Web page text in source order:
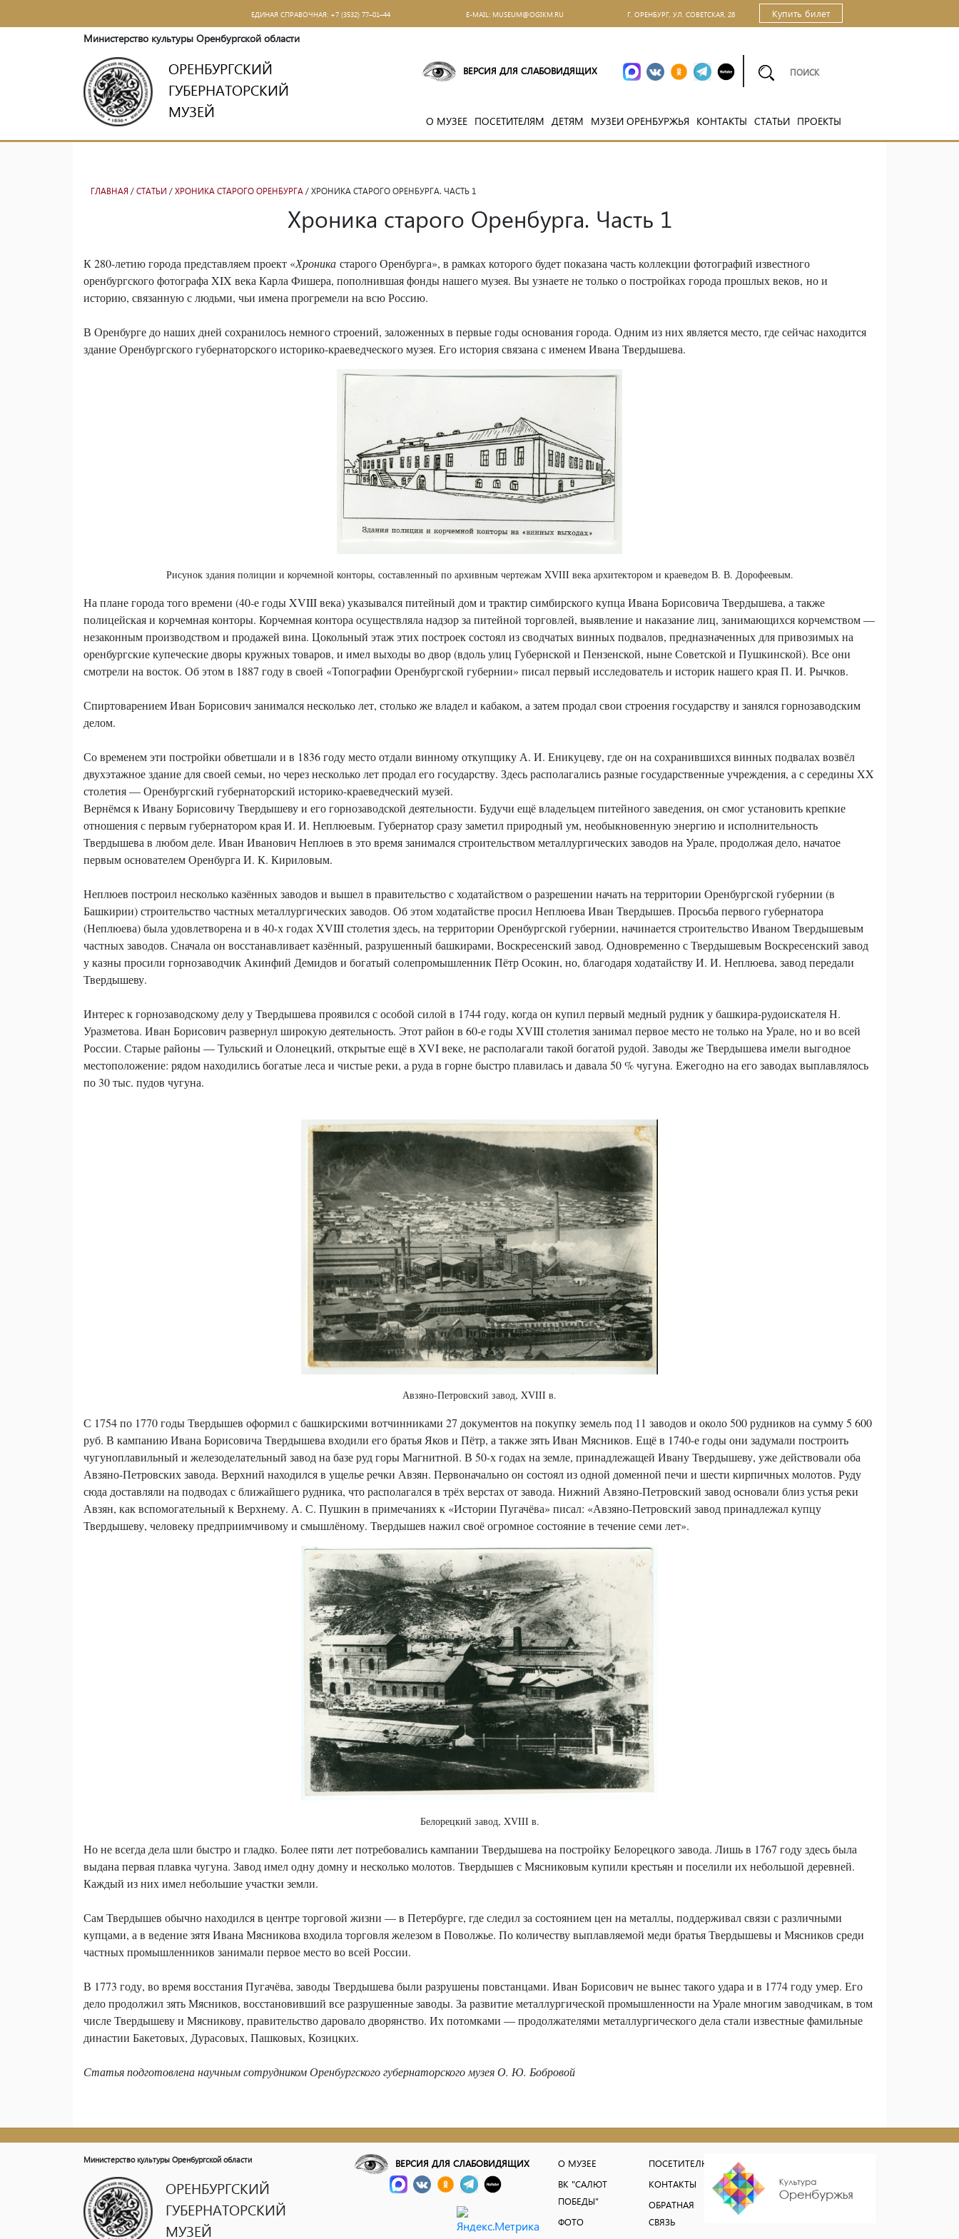
ЕДИНАЯ СПРАВОЧНАЯ: +7 (3532) 77–01–44 Е-MAIL: MUSEUM@OGIKM.RU Г. ОРЕНБУРГ, УЛ. СОВЕТСКАЯ, 28 Купить билет
Министерство культуры Оренбургской области
ОРЕНБУРГСКИЙ
ГУБЕРНАТОРСКИЙ
МУЗЕЙ
ВЕРСИЯ ДЛЯ СЛАБОВИДЯЩИХ
О МУЗЕЕ ПОСЕТИТЕЛЯМ ДЕТЯМ МУЗЕИ ОРЕНБУРЖЬЯ КОНТАКТЫ СТАТЬИ ПРОЕКТЫ
ГЛАВНАЯ / СТАТЬИ / ХРОНИКА СТАРОГО ОРЕНБУРГА / ХРОНИКА СТАРОГО ОРЕНБУРГА. ЧАСТЬ 1
Хроника старого Оренбурга. Часть 1
К 280-летию города представляем проект «Хроника старого Оренбурга», в рамках которого будет показана часть коллекции фотографий известного
оренбургского фотографа XIX века Карла Фишера, пополнившая фонды нашего музея. Вы узнаете не только о постройках города прошлых веков, но и
историю, связанную с людьми, чьи имена прогремели на всю Россию.
В Оренбурге до наших дней сохранилось немного строений, заложенных в первые годы основания города. Одним из них является место, где сейчас находится
здание Оренбургского губернаторского историко-краеведческого музея. Его история связана с именем Ивана Твердышева.
Рисунок здания полиции и корчемной конторы, составленный по архивным чертежам XVIII века архитектором и краеведом В. В. Дорофеевым.
На плане города того времени (40-е годы XVIII века) указывался питейный дом и трактир симбирского купца Ивана Борисовича Твердышева, а также
полицейская и корчемная конторы. Корчемная контора осуществляла надзор за питейной торговлей, выявление и наказание лиц, занимающихся корчемством —
незаконным производством и продажей вина. Цокольный этаж этих построек состоял из сводчатых винных подвалов, предназначенных для привозимых на
оренбургские купеческие дворы кружных товаров, и имел выходы во двор (вдоль улиц Губернской и Пензенской, ныне Советской и Пушкинской). Все они
смотрели на восток. Об этом в 1887 году в своей «Топографии Оренбургской губернии» писал первый исследователь и историк нашего края П. И. Рычков.
Спиртоварением Иван Борисович занимался несколько лет, столько же владел и кабаком, а затем продал свои строения государству и занялся горнозаводским
делом.
Со временем эти постройки обветшали и в 1836 году место отдали винному откупщику А. И. Еникуцеву, где он на сохранившихся винных подвалах возвёл
двухэтажное здание для своей семьи, но через несколько лет продал его государству. Здесь располагались разные государственные учреждения, а с середины XX
столетия — Оренбургский губернаторский историко-краеведческий музей.
Вернёмся к Ивану Борисовичу Твердышеву и его горнозаводской деятельности. Будучи ещё владельцем питейного заведения, он смог установить крепкие
отношения с первым губернатором края И. И. Неплюевым. Губернатор сразу заметил природный ум, необыкновенную энергию и исполнительность
Твердышева в любом деле. Иван Иванович Неплюев в это время занимался строительством металлургических заводов на Урале, продолжая дело, начатое
первым основателем Оренбурга И. К. Кириловым.
Неплюев построил несколько казённых заводов и вышел в правительство с ходатайством о разрешении начать на территории Оренбургской губернии (в
Башкирии) строительство частных металлургических заводов. Об этом ходатайстве просил Неплюева Иван Твердышев. Просьба первого губернатора
(Неплюева) была удовлетворена и в 40-х годах XVIII столетия здесь, на территории Оренбургской губернии, начинается строительство Иваном Твердышевым
частных заводов. Сначала он восстанавливает казённый, разрушенный башкирами, Воскресенский завод. Одновременно с Твердышевым Воскресенский завод
у казны просили горнозаводчик Акинфий Демидов и богатый солепромышленник Пётр Осокин, но, благодаря ходатайству И. И. Неплюева, завод передали
Твердышеву.
Интерес к горнозаводскому делу у Твердышева проявился с особой силой в 1744 году, когда он купил первый медный рудник у башкира-рудоискателя Н.
Уразметова. Иван Борисович развернул широкую деятельность. Этот район в 60-е годы XVIII столетия занимал первое место не только на Урале, но и во всей
России. Старые районы — Тульский и Олонецкий, открытые ещё в XVI веке, не располагали такой богатой рудой. Заводы же Твердышева имели выгодное
местоположение: рядом находились богатые леса и чистые реки, а руда в горне быстро плавилась и давала 50 % чугуна. Ежегодно на его заводах выплавлялось
по 30 тыс. пудов чугуна.
Авзяно-Петровский завод, XVIII в.
С 1754 по 1770 годы Твердышев оформил с башкирскими вотчинниками 27 документов на покупку земель под 11 заводов и около 500 рудников на сумму 5 600
руб. В кампанию Ивана Борисовича Твердышева входили его братья Яков и Пётр, а также зять Иван Мясников. Ещё в 1740-е годы они задумали построить
чугуноплавильный и железоделательный завод на базе руд горы Магнитной. В 50-х годах на земле, принадлежащей Ивану Твердышеву, уже действовали оба
Авзяно-Петровских завода. Верхний находился в ущелье речки Авзян. Первоначально он состоял из одной доменной печи и шести кирпичных молотов. Руду
сюда доставляли на подводах с ближайшего рудника, что располагался в трёх верстах от завода. Нижний Авзяно-Петровский завод основали близ устья реки
Авзян, как вспомогательный к Верхнему. А. С. Пушкин в примечаниях к «Истории Пугачёва» писал: «Авзяно-Петровский завод принадлежал купцу
Твердышеву, человеку предприимчивому и смышлёному. Твердышев нажил своё огромное состояние в течение семи лет».
Белорецкий завод, XVIII в.
Но не всегда дела шли быстро и гладко. Более пяти лет потребовались кампании Твердышева на постройку Белорецкого завода. Лишь в 1767 году здесь была
выдана первая плавка чугуна. Завод имел одну домну и несколько молотов. Твердышев с Мясниковым купили крестьян и поселили их небольшой деревней.
Каждый из них имел небольшие участки земли.
Сам Твердышев обычно находился в центре торговой жизни — в Петербурге, где следил за состоянием цен на металлы, поддерживал связи с различными
купцами, а в ведение зятя Ивана Мясникова входила торговля железом в Поволжье. По количеству выплавляемой меди братья Твердышевы и Мясников среди
частных промышленников занимали первое место во всей России.
В 1773 году, во время восстания Пугачёва, заводы Твердышева были разрушены повстанцами. Иван Борисович не вынес такого удара и в 1774 году умер. Его
дело продолжил зять Мясников, восстановивший все разрушенные заводы. За развитие металлургической промышленности на Урале многим заводчикам, в том
числе Твердышеву и Мясникову, правительство даровало дворянство. Их потомками — продолжателями металлургического дела стали известные фамильные
династии Бакетовых, Дурасовых, Пашковых, Козицких.
Статья подготовлена научным сотрудником Оренбургского губернаторского музея О. Ю. Бобровой
Министерство культуры Оренбургской области
ОРЕНБУРГСКИЙ
ГУБЕРНАТОРСКИЙ
МУЗЕЙ
ВЕРСИЯ ДЛЯ СЛАБОВИДЯЩИХ
О МУЗЕЕ
ВК "САЛЮТ
ПОБЕДЫ"
ФОТО
ПОСЕТИТЕЛЮ
КОНТАКТЫ
ОБРАТНАЯ
СВЯЗЬ